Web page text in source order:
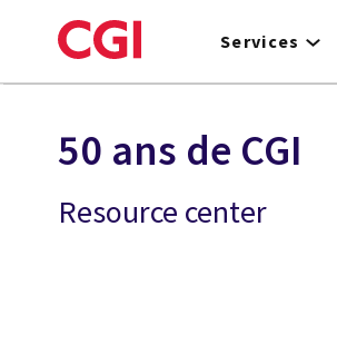
to
Services
50 ans de CGI
Resource center